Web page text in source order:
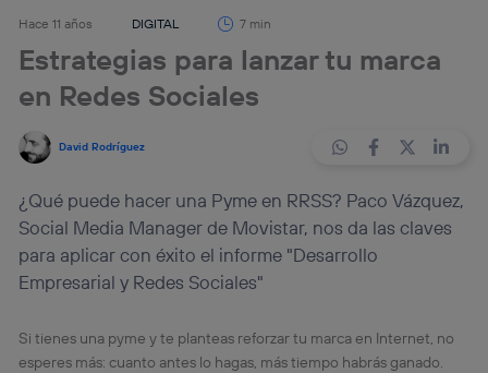
Hace 11 años DIGITAL 7 min
Estrategias para lanzar tu marca
en Redes Sociales
David Rodríguez
¿Qué puede hacer una Pyme en RRSS? Paco Vázquez,
Social Media Manager de Movistar, nos da las claves
para aplicar con éxito el informe "Desarrollo
Empresarial y Redes Sociales"
Si tienes una pyme y te planteas reforzar tu marca en Internet, no
esperes más: cuanto antes lo hagas, más tiempo habrás ganado.